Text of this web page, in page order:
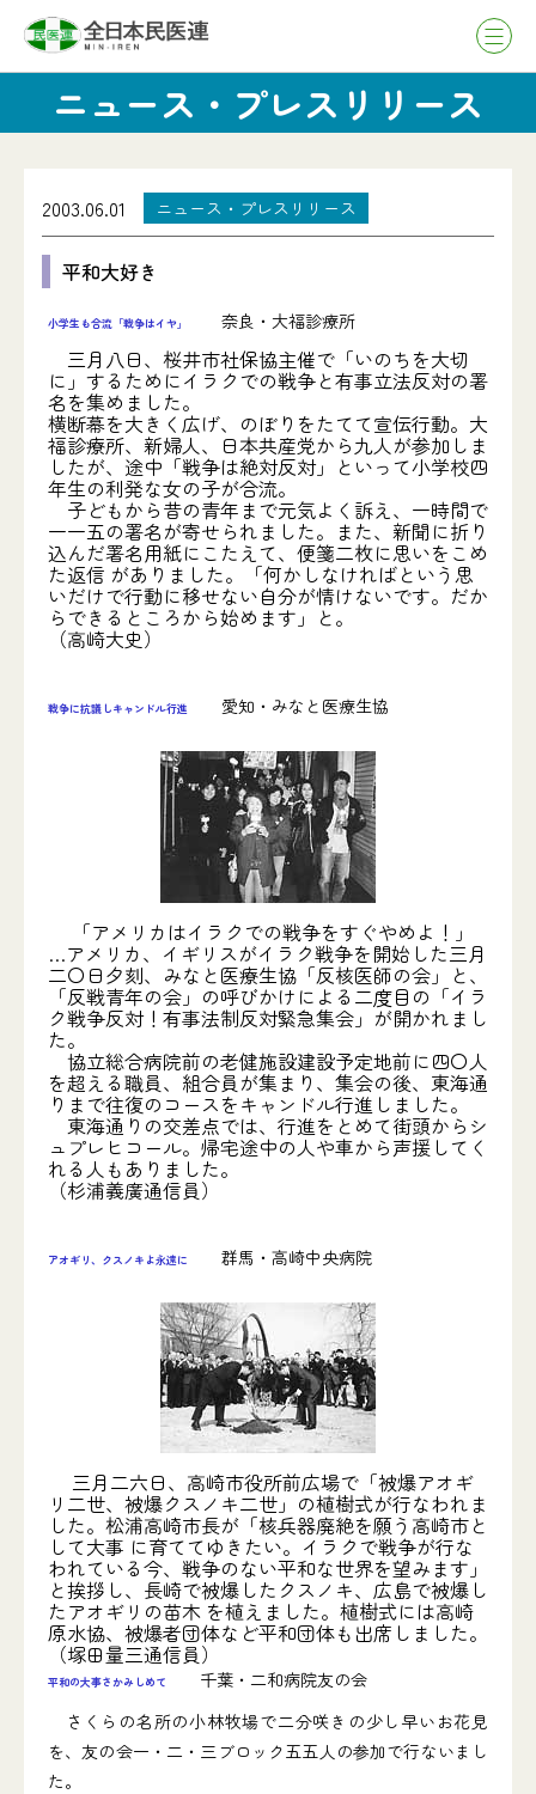
ニュース・プレスリリース
2003.06.01 ニュース・プレスリリース
平和大好き
小学生も合流「戦争はイヤ」 奈良・大福診療所
三月八日、桜井市社保協主催で「いのちを大切
に」するためにイラクでの戦争と有事立法反対の署
名を集めました。
横断幕を大きく広げ、のぼりをたてて宣伝行動。大
福診療所、新婦人、日本共産党から九人が参加しま
したが、途中「戦争は絶対反対」といって小学校四
年生の利発な女の子が合流。
子どもから昔の青年まで元気よく訴え、一時間で
一一五の署名が寄せられました。また、新聞に折り
込んだ署名用紙にこたえて、便箋二枚に思いをこめ
た返信 がありました。「何かしなければという思
いだけで行動に移せない自分が情けないです。だか
らできるところから始めます」と。
（高崎大史）
戦争に抗議しキャンドル行進 愛知・みなと医療生協
「アメリカはイラクでの戦争をすぐやめよ！」
…アメリカ、イギリスがイラク戦争を開始した三月
二〇日夕刻、みなと医療生協「反核医師の会」と、
「反戦青年の会」の呼びかけによる二度目の「イラ
ク戦争反対！有事法制反対緊急集会」が開かれまし
た。
協立総合病院前の老健施設建設予定地前に四〇人
を超える職員、組合員が集まり、集会の後、東海通
りまで往復のコースをキャンドル行進しました。
東海通りの交差点では、行進をとめて街頭からシ
ュプレヒコール。帰宅途中の人や車から声援してく
れる人もありました。
（杉浦義廣通信員）
アオギリ、クスノキよ永遠に 群馬・高崎中央病院
三月二六日、高崎市役所前広場で「被爆アオギ
リ二世、被爆クスノキ二世」の植樹式が行なわれま
した。松浦高崎市長が「核兵器廃絶を願う高崎市と
して大事 に育ててゆきたい。イラクで戦争が行な
われている今、戦争のない平和な世界を望みます」
と挨拶し、長崎で被爆したクスノキ、広島で被爆し
たアオギリの苗木 を植えました。植樹式には高崎
原水協、被爆者団体など平和団体も出席しました。
（塚田量三通信員）
平和の大事さかみしめて
千葉・二和病院友の会
さくらの名所の小林牧場で二分咲きの少し早いお花見
を、友の会一・二・三ブロック五五人の参加で行ないまし
た。